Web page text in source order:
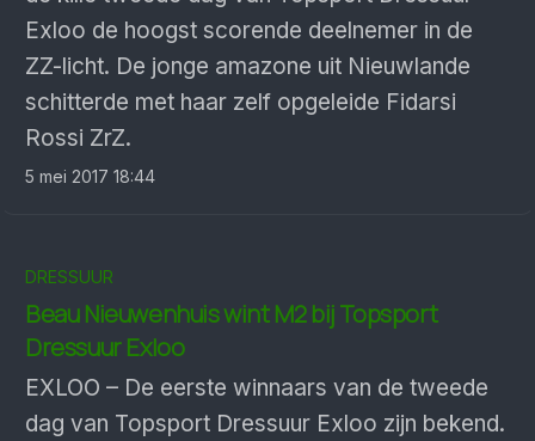
Exloo de hoogst scorende deelnemer in de
ZZ-licht. De jonge amazone uit Nieuwlande
schitterde met haar zelf opgeleide Fidarsi
Rossi ZrZ.
5 mei 2017 18:44
DRESSUUR
Beau Nieuwenhuis wint M2 bij Topsport
Dressuur Exloo
EXLOO – De eerste winnaars van de tweede
dag van Topsport Dressuur Exloo zijn bekend.